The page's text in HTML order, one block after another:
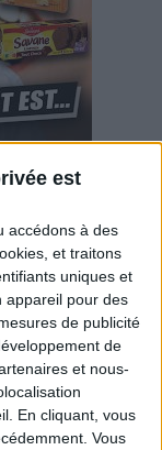
est
accédons à des
et traitons
uniques et
appareil pour des
de publicité
de
et nous-
En cliquant, vous
Vous
vraiment
Voir tout